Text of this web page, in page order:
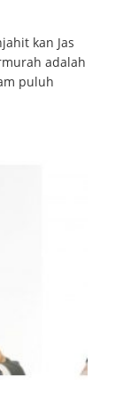
kan Jas
adalah
puluh